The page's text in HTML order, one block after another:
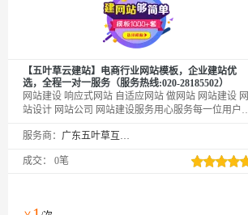
【五叶草云建站】电商行业网站模板，企业建站优
选，全程一对一服务（服务热线:020-28185502）
网站建设 响应式网站 自适应网站 做网站 网站建设 网
站设计 网站公司 网站建设服务用心服务每一位用户|
【https://www.wuyecao.net（复制访问）进入五叶草官
品（如遇问题，联系售后）】【该产品合适各个行
服务商： 广东五叶草互联网科技有限公司
成交： 0笔